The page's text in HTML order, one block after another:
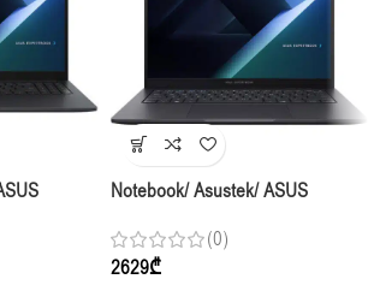
Notebook/ Asustek/ ASUS
32GB 1TB SSD Integrated
Graphics Gentle Grey
(0)
2629₾